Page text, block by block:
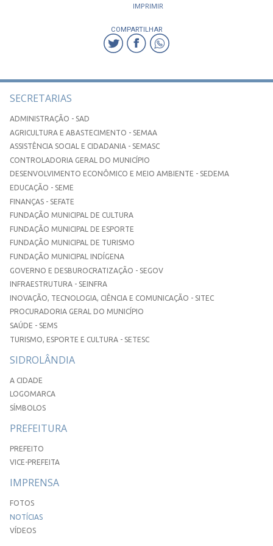
IMPRIMIR
COMPARTILHAR
SECRETARIAS
ADMINISTRAÇÃO - SAD
AGRICULTURA E ABASTECIMENTO - SEMAA
ASSISTÊNCIA SOCIAL E CIDADANIA - SEMASC
CONTROLADORIA GERAL DO MUNICÍPIO
DESENVOLVIMENTO ECONÔMICO E MEIO AMBIENTE - SEDEMA
EDUCAÇÃO - SEME
FINANÇAS - SEFATE
FUNDAÇÃO MUNICIPAL DE CULTURA
FUNDAÇÃO MUNICIPAL DE ESPORTE
FUNDAÇÃO MUNICIPAL DE TURISMO
FUNDAÇÃO MUNICIPAL INDÍGENA
GOVERNO E DESBUROCRATIZAÇÃO - SEGOV
INFRAESTRUTURA - SEINFRA
INOVAÇÃO, TECNOLOGIA, CIÊNCIA E COMUNICAÇÃO - SITEC
PROCURADORIA GERAL DO MUNICÍPIO
SAÚDE - SEMS
TURISMO, ESPORTE E CULTURA - SETESC
SIDROLÂNDIA
A CIDADE
LOGOMARCA
SÍMBOLOS
PREFEITURA
PREFEITO
VICE-PREFEITA
IMPRENSA
FOTOS
NOTÍCIAS
VÍDEOS